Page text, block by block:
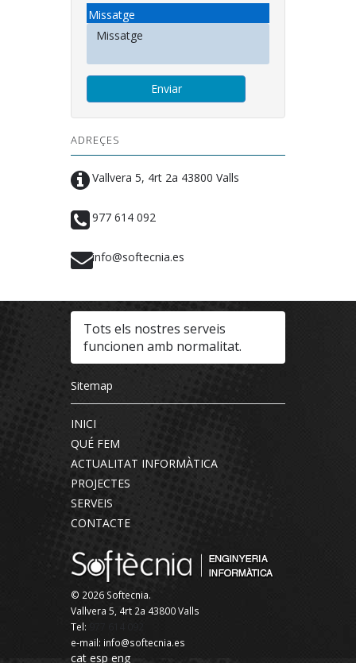
Missatge
ADREÇES
Vallvera 5, 4rt 2a 43800 Valls
977 614 092
info@softecnia.es
Tots els nostres serveis
funcionen amb normalitat.
Sitemap
INICI
QUÉ FEM
ACTUALITAT INFORMÀTICA
PROJECTES
SERVEIS
CONTACTE
© 2026 Softecnia.
Vallvera 5, 4rt 2a 43800 Valls
Tel:
e-mail: info@softecnia.es
cat esp eng